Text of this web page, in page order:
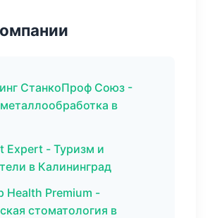
СтанкоПроф Союз -
в
Expert - Туризм и
в Калининград
Health Premium -
стоматология в